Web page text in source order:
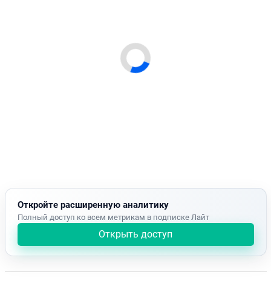
Откройте расширенную аналитику
Полный доступ ко всем метрикам в подписке Лайт
Открыть доступ